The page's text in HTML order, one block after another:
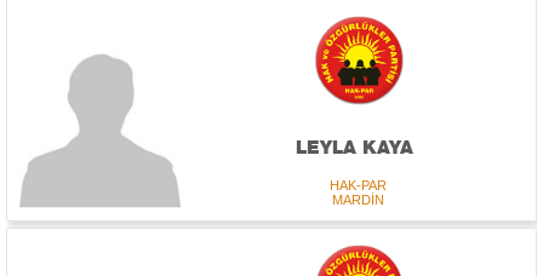
LEYLA KAYA
HAK-PAR
MARDİN